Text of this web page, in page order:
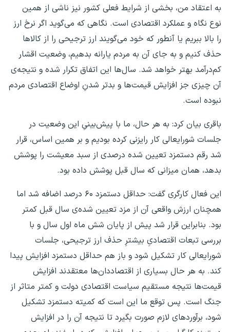
به اعتقاد من، بخشی از شرایط فعلی کشور نیز ناشی از همین
نوع نگاه و عملکرد اقتصادی است. نگاهی که می‌گوید اگر نرخ ارز
را بالا ببریم یا آنطور که خود می‌گویند ارز ترجیحی را از کالا‌ها
حذف کنیم و به جای آن به مردم یارانه بدهیم، وضعیت اقشار
کم‌درآمد بهتر خواهد شد. سال‌ها این اتفاق تکرار شده و نتیجه‌ی
آن چیزی جز افزایش قیمت‌ها و بدتر شدنِ اوضاع اقتصادی مردم
نبوده است.
باقری بیان کرد: به هر حال، ما با پیش‌بینیِ این وضعیت در
جلسات شورایعالی کار رایزنی کرده بودیم و بر همین اساس، قرار
شد رقم دستمزد تعیین شده درصدی از سبد معیشت را پوشش
بدهد، همان میزانی که سال قبل پوشش داده بود.
این فعال کارگری گفت: حداقل دستمزد ۶۰ درصد اضافه شد اما
همچنان ارزش واقعی آن از مزد تعیین شده‌ی سال قبل کمتر
بود. بنابراین قرار شد پیش از پایان شش ماه اول سال و با
بررسی تبعات اقتصادیِ بیشترِ حذف ارز ترجیحی، جلسات
شورایعالی کار تشکیل شود و باز هم حداقل دستمزد افزایش پیدا
کند. به هر حال بسیاری از اقتصاددان‌ها معتقدند افزایش
قیمت‌ها نتیجه مستقیم سیاست اقتصادی دولت و کمتر متاثر از
جنگ است. پس توقع ما این است که کمیته دستمزد تشکیل
شود، برآوردهای لازم صورت بگیرد تا نتیجه آن را در افزایش